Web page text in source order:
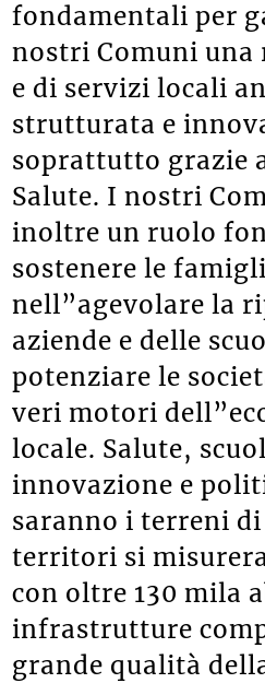
fondamentali per
nostri Comuni una
e di servizi locali
strutturata e
soprattutto grazie
Salute. I nostri
inoltre un ruolo
sostenere le
nell”agevolare la
aziende e delle
potenziare le
veri motori
locale. Salute,
innovazione e
saranno i terreni
territori si
con oltre 130 mila
infrastrutture
grande qualità